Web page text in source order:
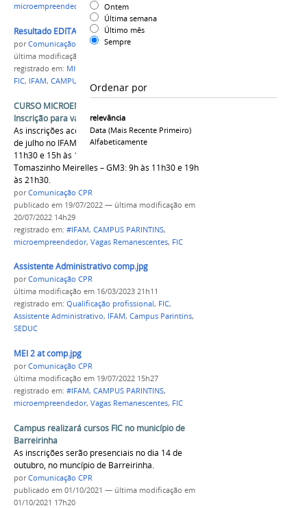
Ontem
Última semana
Último mês
Sempre
Ordenar por
relevância
Data (mais Recente Primeiro)
Alfabeticamente
microempreendedor
,Vagas Remanescentes
Resultado EDITAL MEI comp.jpg
porComunicação CPR
última modificação
registrado em: MICROEMPREENDEDOR INDIVIDUAL
FIC, IFAM, CAMPUS PARINTINS
CURSO MICROEMPREENDEDOR INDIVIDUAL -
Inscrição para vagas remanescentes
As inscrições acontecerão de hoje até o dia 27
de julho no IFAM – Campus Parintins: 9h às
11h30 e 15h às 17h30 e na Escola Estadual
Tomaszinho Meirelles – GM3: 9h às 11h30 e 19h
às 21h30.
porComunicação CPR
publicado em 19/07/2022 — última modificação em
20/07/2022 14h29
registrado em: #IFAM, CAMPUS PARINTINS,
microempreendedor, Vagas Remanescentes, FIC
Assistente Administrativo comp.jpg
porComunicação CPR
última modificação em 16/03/2023 21h11
registrado em: Qualificação profissional, FIC,
Assistente Administrativo, IFAM, Campus Parintins,
SEDUC
MEI 2 at comp.jpg
porComunicação CPR
última modificação em 19/07/2022 15h27
registrado em: #IFAM, CAMPUS PARINTINS,
microempreendedor, Vagas Remanescentes, FIC
Campus realizará cursos FIC no município de
Barreirinha
As inscrições serão presenciais no dia 14 de
outubro, no muncípio de Barreirinha.
porComunicação CPR
publicado em 01/10/2021 — última modificação em
01/10/2021 17h20